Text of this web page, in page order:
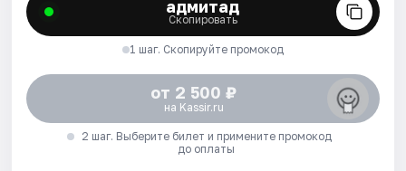
адмитад
Скопировать
1 шаг. Скопируйте промокод
от 2 500 ₽
на Kassir.ru
2 шаг. Выберите билет и примените промокод
до оплаты